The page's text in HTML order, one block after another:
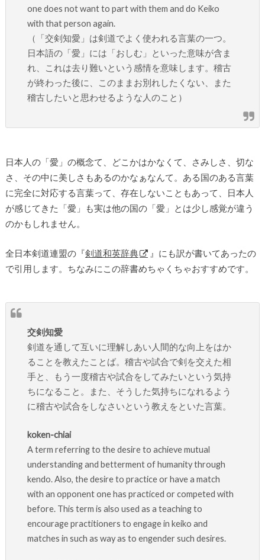
one does not want to part with them and do Keiko
with that person again.
（「交剣知愛」は剣道でよく使われる言葉の一つ。
日本語の「愛」には「おしむ」といった意味が含ま
れ、これは去り難いという感情を意味します。稽古
が終わった後に、このままお別れしたくない、また
稽古したいと思わせるような人のこと）
日本人の「愛」の概念て、どこかはかなくて、さみしさ、切な
さ、その中に美しさもあるのかなぁなんて。ある国のある言葉
に完全に対応する言葉って、存在しないこともあって、日本人
が感じてきた「愛」も実は他の国の「愛」とは少し感覚が違う
のかもしれません。
全日本剣道連盟の『剣道和英辞典
』にも訳が書いてあったの
で引用します。ちなみにこの辞書めちゃくちゃおすすめです。
交剣知愛
剣道を通して互いに理解しあい人間的な向上をはか
ることを教えたことば。稽古や試合で剣を交えた相
手と、もう一度稽古や試合をしてみたいという気持
ちになること。また、そうした気持ちになれるよう
に稽古や試合をしなさいという教えをといた言葉。
koken-chiai
A term referring to the desire to achieve mutual
understanding and betterment of humanity through
kendo. Also, the desire to practice or have a match
with an opponent one has practiced or competed with
before. This term is also used as a teaching to
encourage practitioners to engage in keiko and
matches in such as way as to engender such desires.